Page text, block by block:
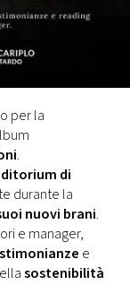
per la
.
di
durante la
nuovi brani.
e manager,
e
sostenibilità